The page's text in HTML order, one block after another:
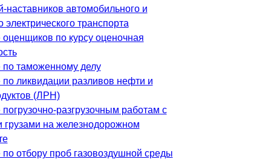
наставников автомобильного и
электрического транспорта
по курсу оценочная
таможенному делу
ликвидации разливов нефти и
(ЛРН)
разгрузочным работам с
на железнодорожном
отбору проб газовоздушной среды